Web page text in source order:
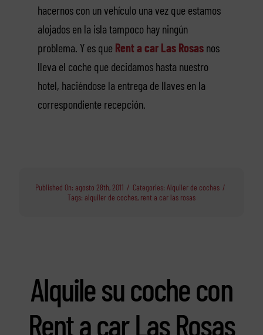
hacernos con un vehículo una vez que estamos
alojados en la isla tampoco hay ningún
problema. Y es que Rent a car Las Rosasnos
lleva el coche que decidamos hasta nuestro
hotel, haciéndose la entrega de llaves en la
correspondiente recepción.
Published On: agosto 28th, 2011 / Categories: Alquiler de coches /
Tags: alquiler de coches, rent a car las rosas
Alquile su coche con
Rent a car Las Rosas